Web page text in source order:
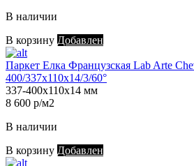
В наличии
В корзину Добавлен
Паркет Елка Французская Lab Arte
400/337х110х14/3/60°
337-400х110х14 мм
8 600 р/м2
В наличии
В корзину Добавлен